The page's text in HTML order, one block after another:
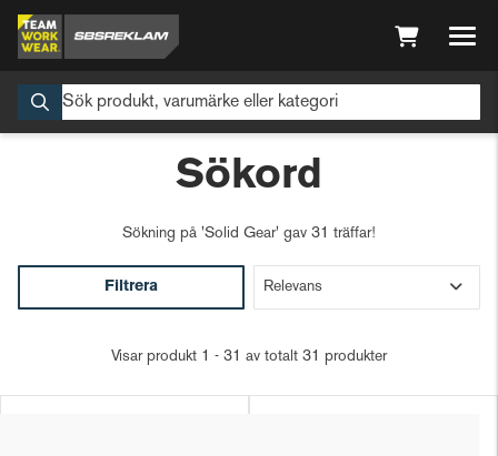
Sökord
Sökning på 'Solid Gear' gav 31 träffar!
Filtrera
Visar produkt 1 - 31 av totalt 31 produkter